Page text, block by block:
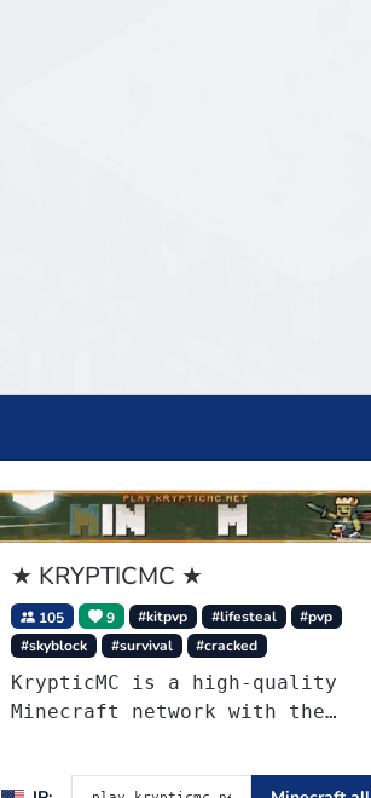
★ KRYPTICMC ★
105 9 #kitpvp #lifesteal
#pvp
#skyblock
#survival #cracked
KrypticMC is a high-quality
Minecraft network with the
play. Minigames, KitPvP,